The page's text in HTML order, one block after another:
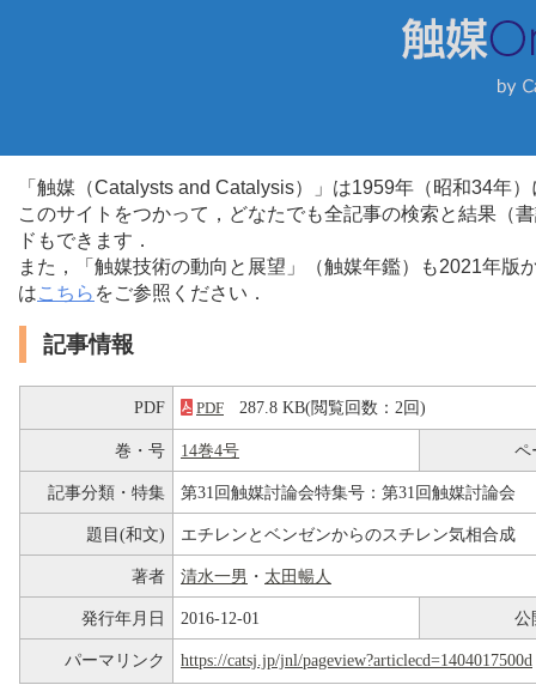
「触媒（Catalysts and Catalysis）」は1959年（昭和34年
このサイトをつかって，どなたでも全記事の検索と結果（
ドもできます．
また，「触媒技術の動向と展望」（触媒年鑑）も2021年
はこちら をご参照ください．
記事情報
PDF PDF 287.8 KB(閲覧回数：2回)
巻・号 14巻4号 ペ
記事分類・特集 第31回触媒討論会特集号：第31回触媒討論会
題目(和文) エチレンとベンゼンからのスチレン気相合成
著者 清水一男 ・ 太田暢人
発行年月日 2016-12-01 公
パーマリンク https://catsj.jp/jnl/pageview?articlecd=1404017500d